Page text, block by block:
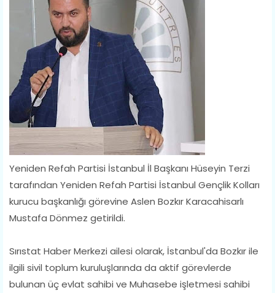
Yeniden Refah Partisi İstanbul İl Başkanı Hüseyin Terzi
tarafından Yeniden Refah Partisi İstanbul Gençlik Kolları
kurucu başkanlığı görevine Aslen Bozkır Karacahisarlı
Mustafa Dönmez getirildi.
Sırıstat Haber Merkezi ailesi olarak, İstanbul'da Bozkır ile
ilgili sivil toplum kuruluşlarında da aktif görevlerde
bulunan üç evlat sahibi ve Muhasebe işletmesi sahibi